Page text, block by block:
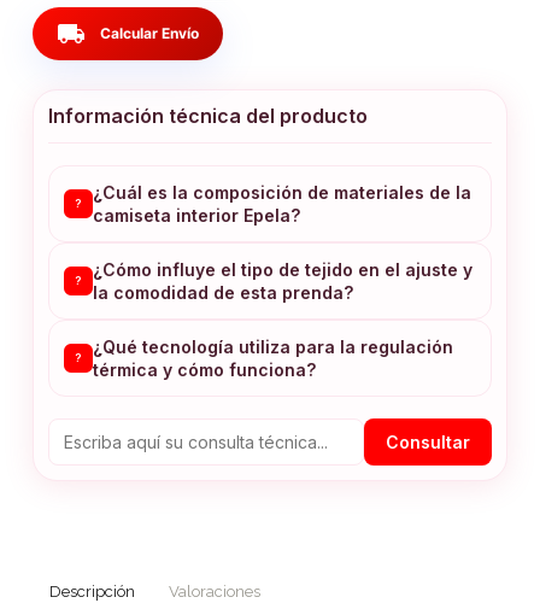
local_shipping Calcular Envío
Información técnica del producto
?
¿Cuál es la composición de materiales de la
camiseta interior Epela?
?
¿Cómo influye el tipo de tejido en el ajuste y
la comodidad de esta prenda?
?
¿Qué tecnología utiliza para la regulación
térmica y cómo funciona?
Consultar
Descripción Valoraciones